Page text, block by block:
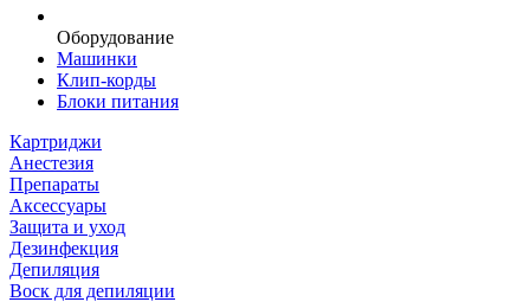
Оборудование
Машинки
Клип-корды
Блоки питания
Картриджи
Анестезия
Препараты
Аксессуары
Защита и уход
Дезинфекция
Депиляция
Воск для депиляции